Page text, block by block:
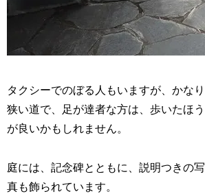
タクシーでのぼる人もいますが、かなり
狭い道で、足が達者な方は、歩いたほう
が良いかもしれません。
庭には、記念碑とともに、説明つきの写
真も飾られています。